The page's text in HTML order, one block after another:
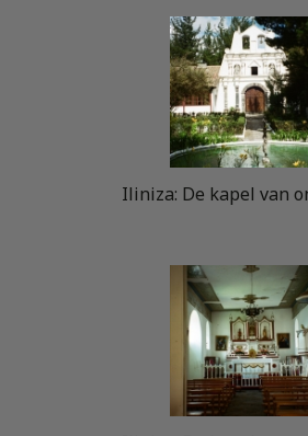
Iliniza: De kapel van